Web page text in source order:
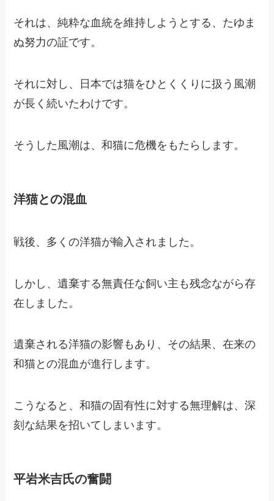
それは、純粋な血統を維持しようとする、たゆま
ぬ努力の証です。
それに対し、日本では猫をひとくくりに扱う風潮
が長く続いたわけです。
そうした風潮は、和猫に危機をもたらします。
洋猫との混血
戦後、多くの洋猫が輸入されました。
しかし、遺棄する無責任な飼い主も残念ながら存
在しました。
遺棄される洋猫の影響もあり、その結果、在来の
和猫との混血が進行します。
こうなると、和猫の固有性に対する無理解は、深
刻な結果を招いてしまいます。
平岩米吉氏の奮闘